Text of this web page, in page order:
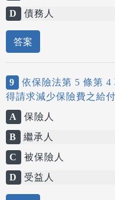
D
債務人
答案
9
依保險法第 5 條第 4
得請求減少保險費之給
A
保險人
B
繼承人
C
被保險人
D
受益人